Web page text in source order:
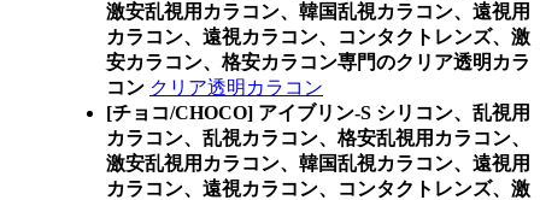
激安乱視用カラコン、韓国乱視カラコン、遠視用
カラコン、遠視カラコン、コンタクトレンズ、激
安カラコン、格安カラコン専門のクリア透明カラ
コン クリア透明カラコン
[チョコ/CHOCO] アイブリン-S シリコン、乱視用
カラコン、乱視カラコン、格安乱視用カラコン、
激安乱視用カラコン、韓国乱視カラコン、遠視用
カラコン、遠視カラコン、コンタクトレンズ、激